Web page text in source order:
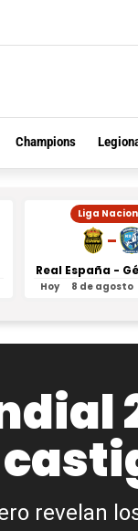
Champions
Liga
-
Real España -
Hoy 8 de agosto
revelan